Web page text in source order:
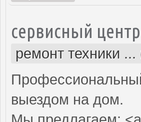
сервисный центр
ремонт техники
выездом на дом.